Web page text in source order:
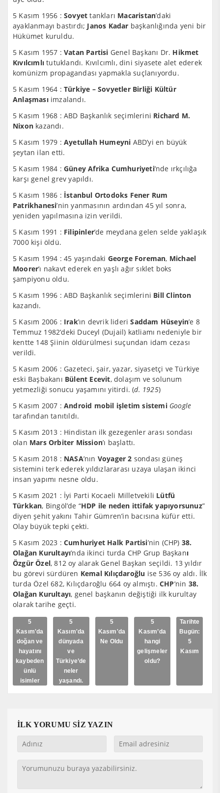
5 Kasım 1956 : Sovyet tankları Macaristan’daki
ayaklanmayı bastırdı; Janos Kadar başkanlığında yeni bir
Hükümet kuruldu.
5 Kasım 1957 : Vatan Partisi Genel Başkanı Dr. Hikmet
Kıvılcımlı tutuklandı. Kıvılcımlı, dini siyasete alet ederek
komünizm propagandası yapmakla suçlanıyordu.
5 Kasım 1964 : Türkiye – Sovyetler Birliği Kültür
Anlaşması imzalandı.
5 Kasım 1968 : ABD Başkanlık seçimlerini Richard M.
Nixon kazandı.
5 Kasım 1979 : Ayetullah Humeyni ABD’yi en büyük
şeytan ilan etti.
5 Kasım 1984 : Güney Afrika Cumhuriyeti’nde ırkçılığa
karşı genel grev yapıldı.
5 Kasım 1986 : İstanbul Ortodoks Fener Rum
Patrikhanesi’nin yanmasının ardından 45 yıl sonra,
yeniden yapılmasına izin verildi.
5 Kasım 1991 : Filipinler’de meydana gelen selde yaklaşık
7000 kişi öldü.
5 Kasım 1994 : 45 yaşındaki George Foreman, Michael
Moorer’ı nakavt ederek en yaşlı ağır sıklet boks
şampiyonu oldu.
5 Kasım 1996 : ABD Başkanlık seçimlerini Bill Clinton
kazandı.
5 Kasım 2006 : Irak’ın devrik lideri Saddam Hüseyin’e 8
Temmuz 1982’deki Duceyl (Dujail) katliamı nedeniyle bir
kentte 148 Şiinin öldürülmesi suçundan idam cezası
verildi.
5 Kasım 2006 : Gazeteci, şair, yazar, siyasetçi ve Türkiye
eski Başbakanı Bülent Ecevit, dolaşım ve solunum
yetmezliği sonucu yaşamını yitirdi. (d. 1925)
5 Kasım 2007 : Android mobil işletim sistemi Google
tarafından tanıtıldı.
5 Kasım 2013 : Hindistan ilk gezegenler arası sondası
olan Mars Orbiter Mission’ı başlattı.
5 Kasım 2018 : NASA’nın Voyager 2 sondası güneş
sistemini terk ederek yıldızlararası uzaya ulaşan ikinci
insan yapımı nesne oldu.
5 Kasım 2021 : İyi Parti Kocaeli Milletvekili Lütfü
Türkkan, Bingöl’de “HDP ile neden ittifak yapıyorsunuz”
diyen şehit yakını Tahir Gümren’in bacısına küfür etti.
Olay büyük tepki çekti.
5 Kasım 2023 : Cumhuriyet Halk Partisi’nin (CHP) 38.
Olağan Kurultayı’nda ikinci turda CHP Grup Başkanı
Özgür Özel, 812 oy alarak Genel Başkan seçildi. 13 yıldır
bu görevi sürdüren Kemal Kılıçdaroğlu ise 536 oy aldı. İlk
turda Özel 682, Kılıçdaroğlu 664 oy almıştı. CHP’nin 38.
Olağan Kurultayı, genel başkanın değiştiği ilk kurultay
olarak tarihe geçti.
5
Kasım'da
doğan ve
hayatını
kaybeden
ünlü
isimler
5
Kasım'da
dünyada
ve
Türkiye’de
neler
yaşandı.
5
Kasım'da
Ne Oldu
5
Kasım’da
hangi
gelişmeler
oldu?
Tarihte
Bugün:
5
Kasım
İLK YORUMU SİZ YAZIN